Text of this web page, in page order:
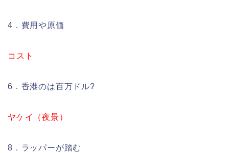
4．費用や原価
コスト
6．香港のは百万ドル?
ヤケイ（夜景）
8．ラッパーが踏む